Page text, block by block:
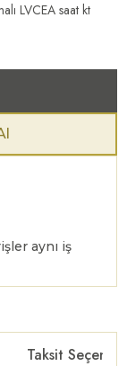
LVCEA saat kt
aynı iş
Taksit